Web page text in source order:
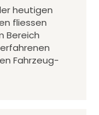
heutigen
fliessen
Bereich
Fahrzeug-